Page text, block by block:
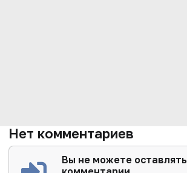
Нет комментариев
Вы не можете оставлять